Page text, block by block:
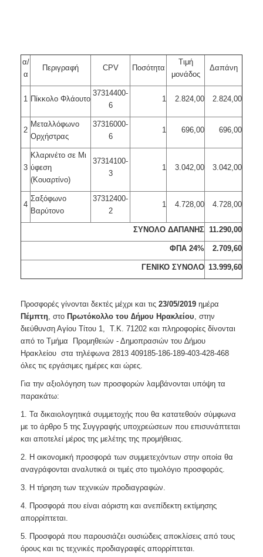
α/
α
Περιγραφή CPV Ποσότητα
Τιμή
μονάδος
Δαπάνη
1 Πίκκολο Φλάουτο
37314400-
6
1 2.824,00 2.824,00
2
Μεταλλόφωνο
Ορχήστρας
37316000-
6
1 696,00 696,00
3
Κλαρινέτο σε Μι
ύφεση
(Κουαρτίνο)
37314100-
3
1 3.042,00 3.042,00
4
Σαξόφωνο
Βαρύτονο
37312400-
2
1 4.728,00 4.728,00
ΣΥΝΟΛΟ ΔΑΠΑΝΗΣ 11.290,00
ΦΠΑ 24% 2.709,60
ΓΕΝΙΚΟ ΣΥΝΟΛΟ 13.999,60
Προσφορές γίνονται δεκτές µέχρι και τις 23/05/2019 ημέρα
Πέμπτη , στο Πρωτόκολλο του ∆ήµου Ηρακλείου , στην
διεύθυνση Αγίου Τίτου 1, Τ.Κ. 71202 και πληροφορίες δίνονται
από το Tµήµα Προµηθειών - Δημοπρασιών του ∆ήμου
Ηρακλείου στα τηλέφωνα 2813 409185-186-189-403-428-468
όλες τις εργάσιμες ημέρες και ώρες.
Για την αξιολόγηση των προσφορών λαμβάνονται υπόψη τα
παρακάτω:
1. Τα δικαιολογητικά συμμετοχής που θα κατατεθούν σύμφωνα
με το άρθρο 5 της Συγγραφής υποχρεώσεων που επισυνάπτεται
και αποτελεί μέρος της μελέτης της προμήθειας.
2. Η οικονομική προσφορά των συμμετεχόντων στην οποία θα
αναγράφονται αναλυτικά οι τιμές στο τιμολόγιο προσφοράς.
3. Η τήρηση των τεχνικών προδιαγραφών.
4. Προσφορά που είναι αόριστη και ανεπίδεκτη εκτίμησης
απορρίπτεται.
5. Προσφορά που παρουσιάζει ουσιώδεις αποκλίσεις από τους
όρους και τις τεχνικές προδιαγραφές απορρίπτεται.